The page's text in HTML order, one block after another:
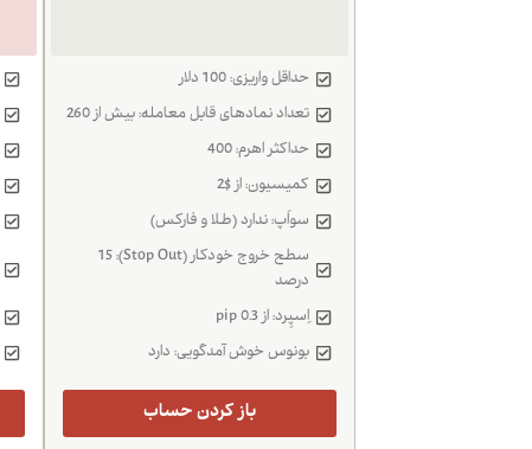
حداقل واریزی: 100 دلار
تعداد نمادهای قابل معامله: بیش از 260
حداکثر اهرم: 400
کمیسیون: از $2
سواَپ: ندارد (طلا و فارکس)
سطح خروج خودکار (Stop Out): 15
درصد
اِسپِرد: از 0.3 pip
بونوس خوش آمدگویی: دارد
باز کردن حساب